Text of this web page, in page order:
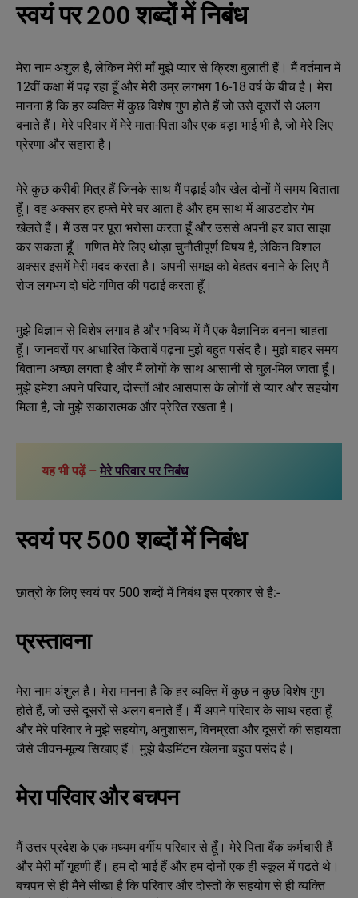
स्वयं पर 200 शब्दों में निबंध
मेरा नाम अंशुल है, लेकिन मेरी माँ मुझे प्यार से क्रिश बुलाती हैं। मैं वर्तमान में
12वीं कक्षा में पढ़ रहा हूँ और मेरी उम्र लगभग 16-18 वर्ष के बीच है। मेरा
मानना है कि हर व्यक्ति में कुछ विशेष गुण होते हैं जो उसे दूसरों से अलग
बनाते हैं। मेरे परिवार में मेरे माता-पिता और एक बड़ा भाई भी है, जो मेरे लिए
प्रेरणा और सहारा है।
मेरे कुछ करीबी मित्र हैं जिनके साथ मैं पढ़ाई और खेल दोनों में समय बिताता
हूँ। वह अक्सर हर हफ्ते मेरे घर आता है और हम साथ में आउटडोर गेम
खेलते हैं। मैं उस पर पूरा भरोसा करता हूँ और उससे अपनी हर बात साझा
कर सकता हूँ। गणित मेरे लिए थोड़ा चुनौतीपूर्ण विषय है, लेकिन विशाल
अक्सर इसमें मेरी मदद करता है। अपनी समझ को बेहतर बनाने के लिए मैं
रोज लगभग दो घंटे गणित की पढ़ाई करता हूँ।
मुझे विज्ञान से विशेष लगाव है और भविष्य में मैं एक वैज्ञानिक बनना चाहता
हूँ। जानवरों पर आधारित किताबें पढ़ना मुझे बहुत पसंद है। मुझे बाहर समय
बिताना अच्छा लगता है और मैं लोगों के साथ आसानी से घुल-मिल जाता हूँ।
मुझे हमेशा अपने परिवार, दोस्तों और आसपास के लोगों से प्यार और सहयोग
मिला है, जो मुझे सकारात्मक और प्रेरित रखता है।
यह भी पढ़ें – मेरे परिवार पर निबंध
स्वयं पर 500 शब्दों में निबंध
छात्रों के लिए स्वयं पर 500 शब्दों में निबंध इस प्रकार से है:-
प्रस्तावना
मेरा नाम अंशुल है। मेरा मानना है कि हर व्यक्ति में कुछ न कुछ विशेष गुण
होते हैं, जो उसे दूसरों से अलग बनाते हैं। मैं अपने परिवार के साथ रहता हूँ
और मेरे परिवार ने मुझे सहयोग, अनुशासन, विनम्रता और दूसरों की सहायता
जैसे जीवन-मूल्य सिखाए हैं। मुझे बैडमिंटन खेलना बहुत पसंद है।
मेरा परिवार और बचपन
मैं उत्तर प्रदेश के एक मध्यम वर्गीय परिवार से हूँ। मेरे पिता बैंक कर्मचारी हैं
और मेरी माँ गृहणी हैं। हम दो भाई हैं और हम दोनों एक ही स्कूल में पढ़ते थे।
बचपन से ही मैंने सीखा है कि परिवार और दोस्तों के सहयोग से ही व्यक्ति